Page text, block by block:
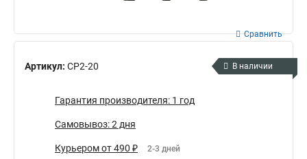
Артикул: CP2-20
Сравнить
В наличии
Гарантия производителя: 1 год
Самовывоз: 2 дня
Курьером от 490 ₽ 2-3 дней